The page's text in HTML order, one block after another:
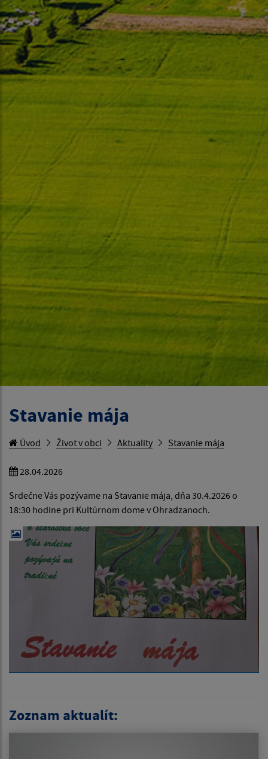
Stavanie mája
Úvod Život v obci Aktuality Stavanie mája
28.04.2026
Srdečne Vás pozývame na Stavanie mája, dňa 30.4.2026 o
18:30 hodine pri Kultúrnom dome v Ohradzanoch.
Zoznam aktualít: